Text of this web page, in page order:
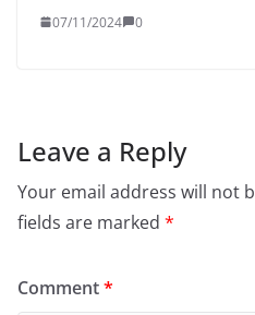
07/11/2024 0
Leave a Reply
Your email address will not
fields are marked *
Comment*